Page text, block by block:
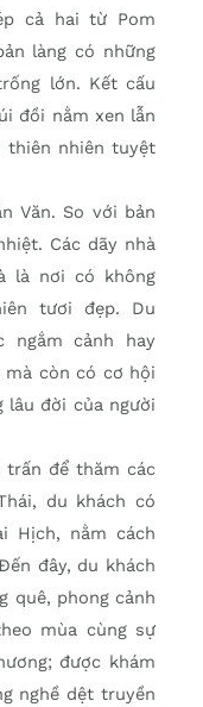
cả hai từ Pom
làng có những
lớn. Kết cấu
đồi nằm xen lẫn
thiên nhiên tuyệt
Văn. So với bản
Các dãy nhà
là nơi có không
tươi đẹp. Du
ngắm cảnh hay
còn có cơ hội
lâu đời của người
để thăm các
du khách có
Hịch, nằm cách
đây, du khách
quê, phong cảnh
mùa cùng sự
được khám
nghề dệt truyền